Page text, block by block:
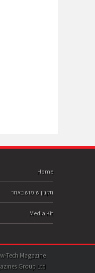
Home
תקנון שימוש באתר
Media Kit